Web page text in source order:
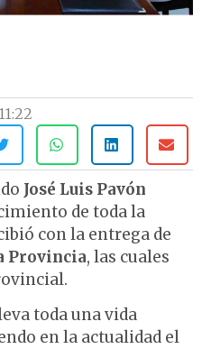
11:22
José Luis Pavón
de toda la
con la entrega de
Provincia, las cuales
toda una vida
en la actualidad el